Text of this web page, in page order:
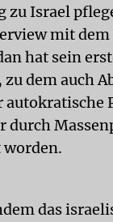
zu Israel
mit dem
hat sein
dem auch
autokratische
durch
worden.
das